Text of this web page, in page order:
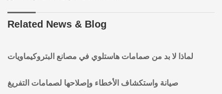
Related News & Blog
لماذا لا بد من صمامات هاستلوي في مصانع البتروكيماويات
صيانة واستكشاف الأخطاء وإصلاحها لصمامات التفريغ